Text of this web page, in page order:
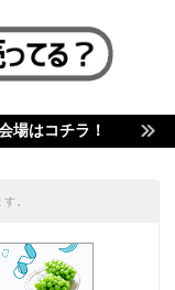
場はコチラ！
。